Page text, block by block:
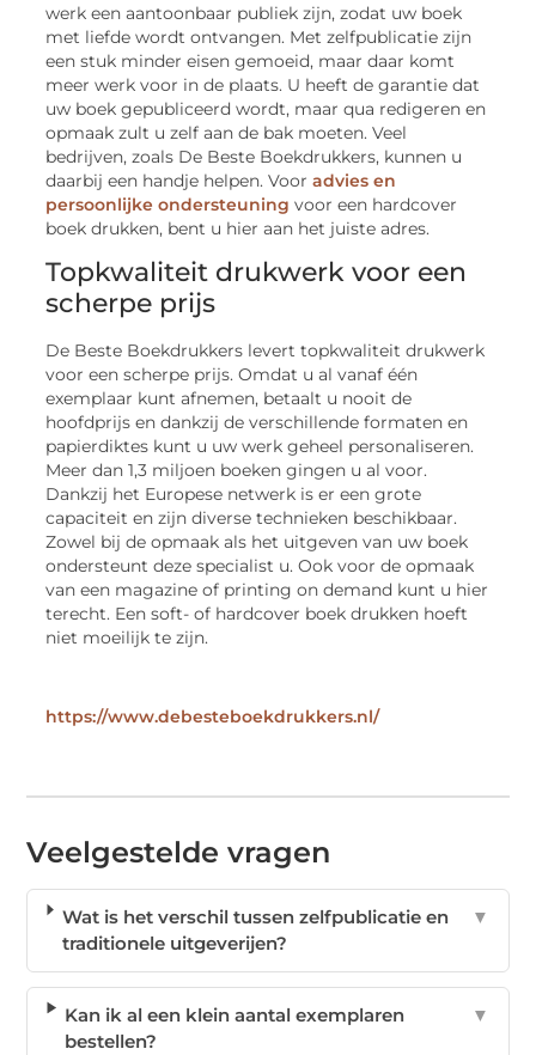
werk een aantoonbaar publiek zijn, zodat uw boek
met liefde wordt ontvangen. Met zelfpublicatie zijn
een stuk minder eisen gemoeid, maar daar komt
meer werk voor in de plaats. U heeft de garantie dat
uw boek gepubliceerd wordt, maar qua redigeren en
opmaak zult u zelf aan de bak moeten. Veel
bedrijven, zoals De Beste Boekdrukkers, kunnen u
daarbij een handje helpen. Vooradvies en
persoonlijke ondersteuning voor een hardcover
boek drukken, bent u hier aan het juiste adres.
Topkwaliteit drukwerk voor een
scherpe prijs
De Beste Boekdrukkers levert topkwaliteit drukwerk
voor een scherpe prijs. Omdat u al vanaf één
exemplaar kunt afnemen, betaalt u nooit de
hoofdprijs en dankzij de verschillende formaten en
papierdiktes kunt u uw werk geheel personaliseren.
Meer dan 1,3 miljoen boeken gingen u al voor.
Dankzij het Europese netwerk is er een grote
capaciteit en zijn diverse technieken beschikbaar.
Zowel bij de opmaak als het uitgeven van uw boek
ondersteunt deze specialist u. Ook voor de opmaak
van een magazine of printing on demand kunt u hier
terecht. Een soft- of hardcover boek drukken hoeft
niet moeilijk te zijn.
https://www.debesteboekdrukkers.nl/
Veelgestelde vragen
Wat is het verschil tussen zelfpublicatie en
traditionele uitgeverijen?
▼
Kan ik al een klein aantal exemplaren
bestellen?
▼